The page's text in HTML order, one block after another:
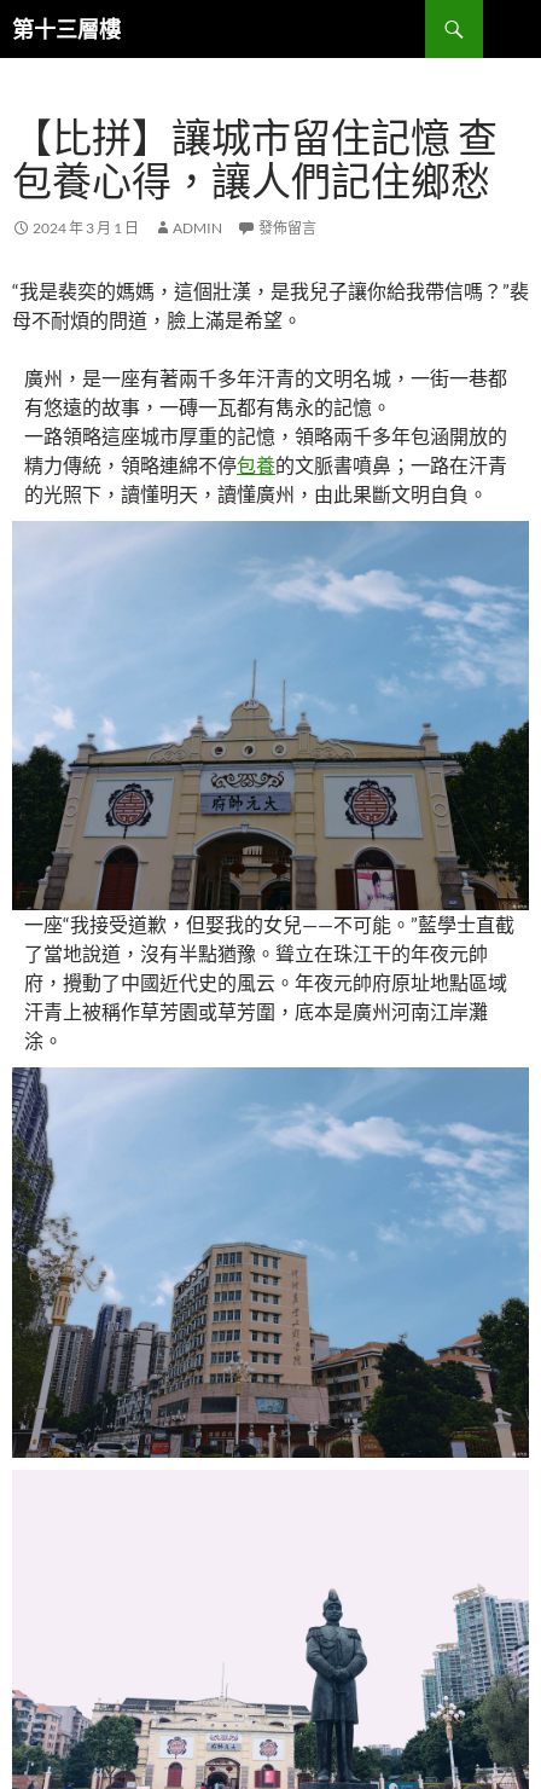
跳
至第十三層樓
搜
尋
【比拼】讓城市留住記憶 查
包養心得，讓人們記住鄉愁
2024 年 3 月 1 日 ADMIN 發佈留言
“我是裴奕的媽媽，這個壯漢，是我兒子讓你給我帶信嗎？”裴
母不耐煩的問道，臉上滿是希望。
廣州，是一座有著兩千多年汗青的文明名城，一街一巷都
有悠遠的故事，一磚一瓦都有雋永的記憶。
一路領略這座城市厚重的記憶，領略兩千多年包涵開放的
精力傳統，領略連綿不停包養的文脈書噴鼻；一路在汗青
的光照下，讀懂明天，讀懂廣州，由此果斷文明自負。
一座“我接受道歉，但娶我的女兒——不可能。”藍學士直截
了當地說道，沒有半點猶豫。聳立在珠江干的年夜元帥
府，攪動了中國近代史的風云。年夜元帥府原址地點區域
汗青上被稱作草芳園或草芳圍，底本是廣州河南江岸灘
涂。